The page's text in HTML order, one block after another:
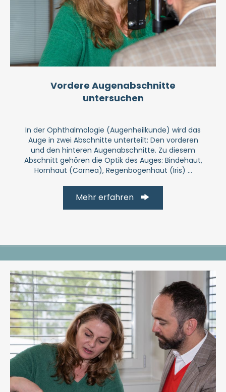
Vordere Augenabschnitte
untersuchen
In der Ophthalmologie (Augenheilkunde) wird das
Auge in zwei Abschnitte unterteilt: Den vorderen
und den hinteren Augenabschnitte. Zu diesem
Abschnitt gehören die Optik des Auges: Bindehaut,
Hornhaut (Cornea), Regenbogenhaut (Iris) ...
Mehr erfahren